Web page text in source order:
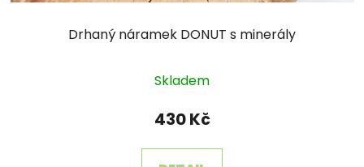
Drhaný náramek DONUT s minerály
Skladem
430 Kč